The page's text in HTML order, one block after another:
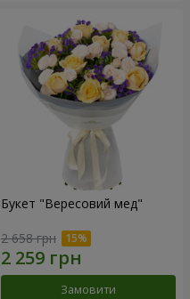
Букет "Вересовий мед"
2 658 грн
Замовити